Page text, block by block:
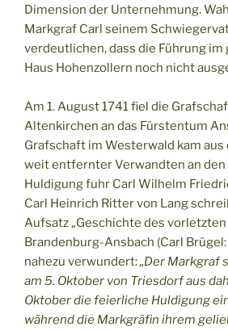
Dimension der Unternehmung.
Markgraf Carl seinem
verdeutlichen, dass die Führung im
Haus Hohenzollern noch nicht
Am 1. August 1741 fiel die
Altenkirchen an das Fürstentum
Grafschaft im Westerwald kam
weit entfernter Verwandten an den
Huldigung fuhr Carl Wilhelm
Carl Heinrich Ritter von Lang
Aufsatz „Geschichte des
Brandenburg-Ansbach (Carl
nahezu verwundert:„Der Markgraf
am 5. Oktober von Triesdorf aus
Oktober die feierliche Huldigung
während die Markgräfin ihrem